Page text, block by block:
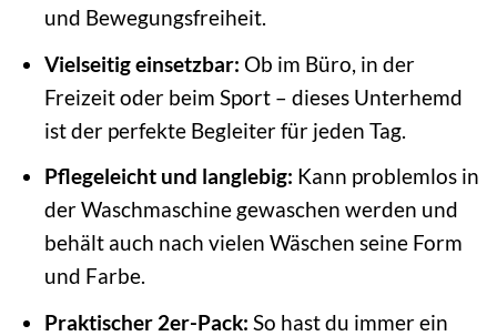
und Bewegungsfreiheit.
Vielseitig einsetzbar: Ob im Büro, in der
Freizeit oder beim Sport – dieses Unterhemd
ist der perfekte Begleiter für jeden Tag.
Pflegeleicht und langlebig: Kann problemlos in
der Waschmaschine gewaschen werden und
behält auch nach vielen Wäschen seine Form
und Farbe.
Praktischer 2er-Pack: So hast du immer ein